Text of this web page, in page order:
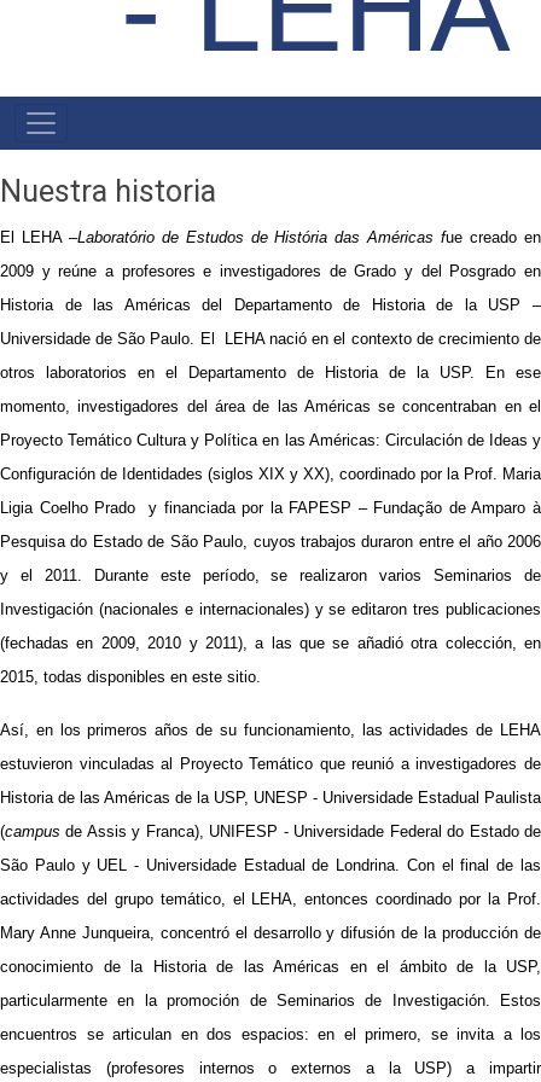
NAVEGAÇÃO
PRINCIPAL
Nuestra historia
El LEHA –Laboratório de Estudos de História das Américas fue creado en
2009 y reúne a profesores e investigadores de Grado y del Posgrado en
Historia de las Américas del Departamento de Historia de la USP –
Universidade de São Paulo. El LEHA nació en el contexto de crecimiento de
otros laboratorios en el Departamento de Historia de la USP. En ese
momento, investigadores del área de las Américas se concentraban en el
Proyecto Temático Cultura y Política en las Américas: Circulación de Ideas y
Configuración de Identidades (siglos XIX y XX), coordinado por la Prof. Maria
Ligia Coelho Prado y financiada por la FAPESP – Fundação de Amparo à
Pesquisa do Estado de São Paulo, cuyos trabajos duraron entre el año 2006
y el 2011. Durante este período, se realizaron varios Seminarios de
Investigación (nacionales e internacionales) y se editaron tres publicaciones
(fechadas en 2009, 2010 y 2011), a las que se añadió otra colección, en
2015, todas disponibles en este sitio.
Así, en los primeros años de su funcionamiento, las actividades de LEHA
estuvieron vinculadas al Proyecto Temático que reunió a investigadores de
Historia de las Américas de la USP, UNESP - Universidade Estadual Paulista
(campusde Assis y Franca), UNIFESP - Universidade Federal do Estado de
São Paulo y UEL - Universidade Estadual de Londrina. Con el final de las
actividades del grupo temático, el LEHA, entonces coordinado por la Prof.
Mary Anne Junqueira, concentró el desarrollo y difusión de la producción de
conocimiento de la Historia de las Américas en el ámbito de la USP,
particularmente en la promoción de Seminarios de Investigación. Estos
encuentros se articulan en dos espacios: en el primero, se invita a los
especialistas (profesores internos o externos a la USP) a impartir